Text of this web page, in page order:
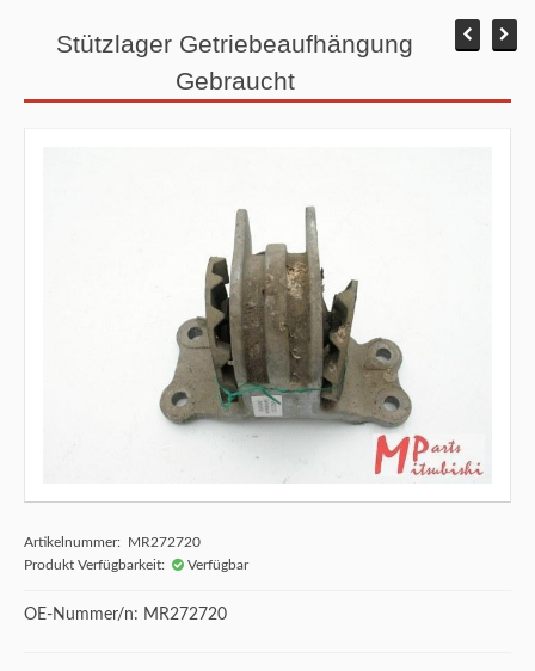
Stützlager Getriebeaufhängung
Gebraucht
Artikelnummer: MR272720
Produkt Verfügbarkeit:
Verfügbar
OE-Nummer/n: MR272720